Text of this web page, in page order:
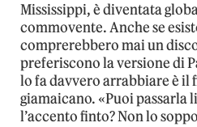
Mississippi, è diventata
commovente. Anche se
comprerebbero mai un
preferiscono la versione di
lo fa davvero arrabbiare è il
giamaicano. «Puoi passarla
l’accento finto? Non lo